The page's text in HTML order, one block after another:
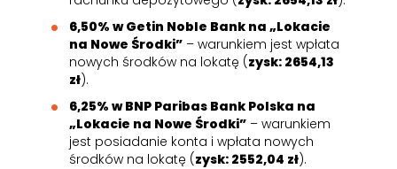
6,50% w Getin Noble Bank na „Lokacie
na Nowe Środki” – warunkiem jest wpłata
nowych środków na lokatę (zysk: 2654,13
zł).
6,25% w BNP Paribas Bank Polska na
„Lokacie na Nowe Środki” – warunkiem
jest posiadanie konta i wpłata nowych
środków na lokatę (zysk: 2552,04 zł).